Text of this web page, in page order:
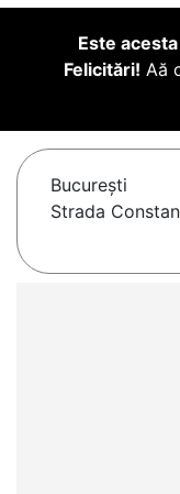
Este
Felicitări! Aă
Bucureşti
Strada